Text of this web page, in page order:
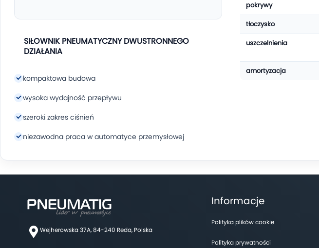
SIŁOWNIK PNEUMATYCZNY DWUSTRONNEGO
DZIAŁANIA
Średnica: 63 mm
Skok: 1000 mm
skokiem. Produkujemy również niestandardowe
rynku o średnicachod 32 mm do 320 mm. Nasze
stali chromowanej C45
regulowaną amortyzację
pneumatyczną,pierścień magnetyczny
Obudowa wykonana jest z wysokociśnieniowego odlewu
kompaktowa budowa
wysoka wydajność przepływu
szeroki zakres ciśnień
niezawodna praca w automatyce przemysłowej
pokrywy
tłoczysko
uszczelnienia
amortyzacja
Wejherowska 37A, 84-240 Reda, Polska
Informacje
Polityka plików cookie
Polityka prywatności